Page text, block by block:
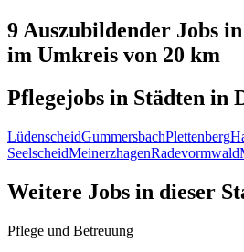
9 Auszubildender Jobs in
im Umkreis von 20 km
Pflegejobs in Städten in
LüdenscheidGummersbachPlettenberg
SeelscheidMeinerzhagenRadevormwald
Weitere Jobs in dieser
Pflege und Betreuung